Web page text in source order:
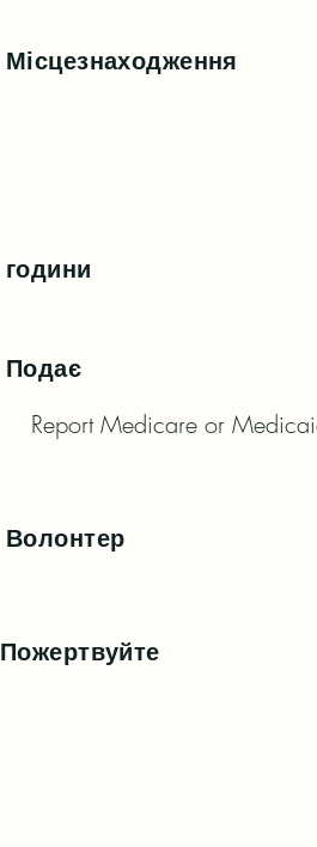
Місцезнаходження
години
Подає
Report Medicare or
Волонтер
Пожертвуйте